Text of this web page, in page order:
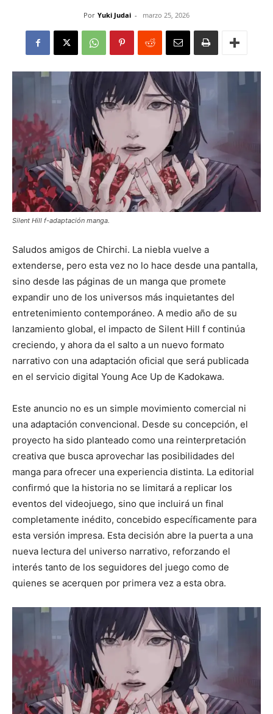
Por Yuki Judai - marzo 25, 2026
Silent Hill f-adaptación manga.
Saludos amigos de Chirchi. La niebla vuelve a
extenderse, pero esta vez no lo hace desde una pantalla,
sino desde las páginas de un manga que promete
expandir uno de los universos más inquietantes del
entretenimiento contemporáneo. A medio año de su
lanzamiento global, el impacto de Silent Hill f continúa
creciendo, y ahora da el salto a un nuevo formato
narrativo con una adaptación oficial que será publicada
en el servicio digital Young Ace Up de Kadokawa.
Este anuncio no es un simple movimiento comercial ni
una adaptación convencional. Desde su concepción, el
proyecto ha sido planteado como una reinterpretación
creativa que busca aprovechar las posibilidades del
manga para ofrecer una experiencia distinta. La editorial
confirmó que la historia no se limitará a replicar los
eventos del videojuego, sino que incluirá un final
completamente inédito, concebido específicamente para
esta versión impresa. Esta decisión abre la puerta a una
nueva lectura del universo narrativo, reforzando el
interés tanto de los seguidores del juego como de
quienes se acerquen por primera vez a esta obra.